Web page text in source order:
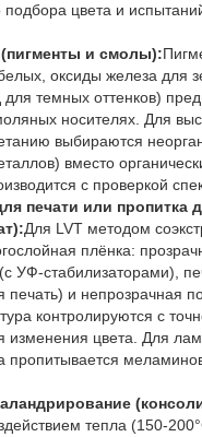
подбора цвета и
и смолы):
оксиды железа для
для темных оттенков)
носителях. Для
выбираются
вместо
с проверкой
печати или пропитка
Для LVT методом
плёнка:
УФ-стабилизаторами),
печать) и непрозрачная
контролируются с
изменения цвета. Для
пропитывается
тепла (150-